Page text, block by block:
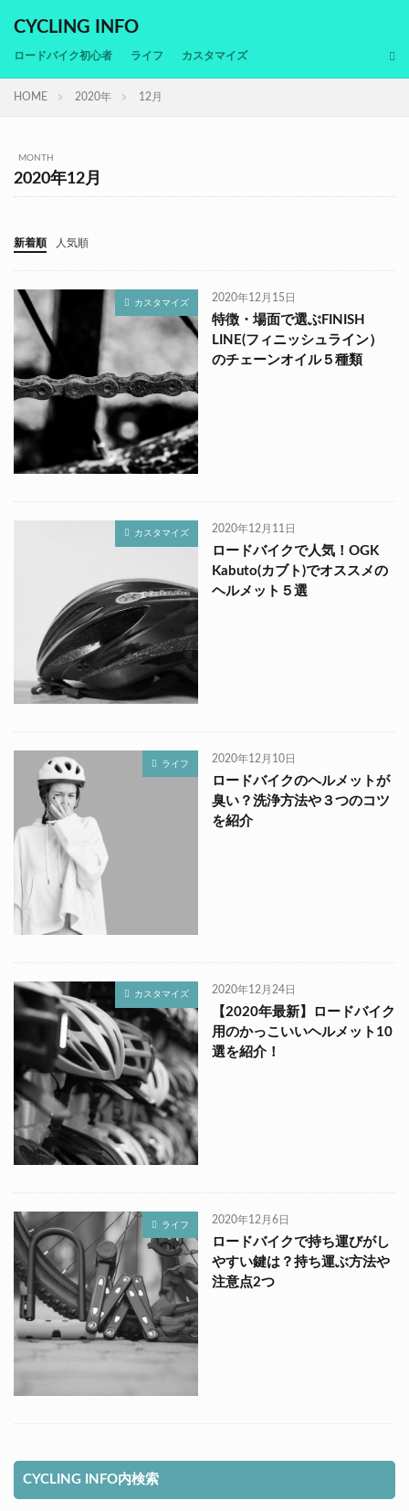
CYCLING INFO
ロードバイク初心者 ライフ カスタマイズ
HOME 2020年 12月
MONTH
2020年12月
新着順 人気順
カスタマイズ 2020年12月15日
特徴・場面で選ぶFINISH
LINE(フィニッシュライン）
のチェーンオイル５種類
カスタマイズ 2020年12月11日
ロードバイクで人気！OGK
Kabuto(カブト)でオススメの
ヘルメット５選
ライフ 2020年12月10日
ロードバイクのヘルメットが
臭い？洗浄方法や３つのコツ
を紹介
カスタマイズ 2020年12月24日
【2020年最新】ロードバイク
用のかっこいいヘルメット10
選を紹介！
ライフ 2020年12月6日
ロードバイクで持ち運びがし
やすい鍵は？持ち運ぶ方法や
注意点2つ
CYCLING INFO内検索